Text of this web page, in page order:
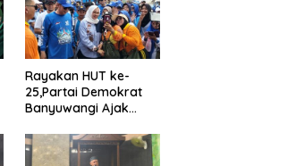
Rayakan HUT ke-
25,Partai Demokrat
Banyuwangi Ajak
Pantai Kedunen Desa
Bomo